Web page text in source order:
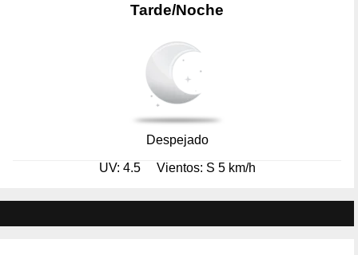
Tarde/Noche
Despejado
UV: 4.5 Vientos: S 5 km/h